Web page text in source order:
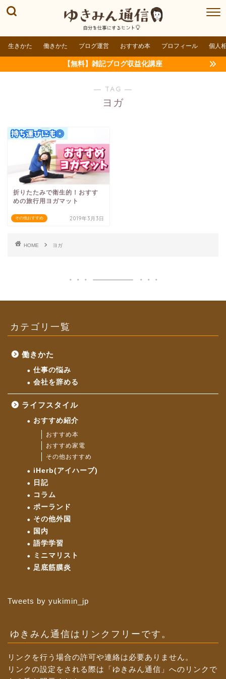
生きかた 働きかた ブログ運営 おすすめ本 プロフィール 個人
【無料】雑記ブログ収益化講座
― TAG ―
ヨガ
その他おすすめ
折りたたみで衛生的！おすす
めの旅行用ヨガマット
2019年3月3日
HOME ヨガ
カテゴリ一覧
働きかた
仕事の悩み
会社を辞める
ライフスタイル
おすすめ紹介
おすすめ本
おすすめ家電
その他おすすめ
iHerb(アイハーブ)
日記
コラム
ポーランド
その他外国
国内
語学学習
ミニマリスト
足底筋膜炎
Tweets by yukimin_jp
ゆきみん通信はリンクフリーです。
リンクを行う場合の許可や連絡は必要ありません。
リンクの設定をされる際は「ゆきみん通信」へのリンクで